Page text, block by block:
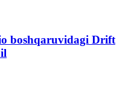
boshqaruvidagi Drift